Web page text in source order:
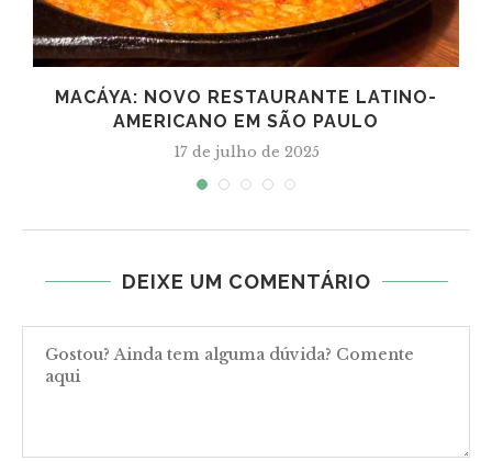
MACÁYA: NOVO RESTAURANTE LATINO-
AMERICANO EM SÃO PAULO
17 de julho de 2025
DEIXE UM COMENTÁRIO